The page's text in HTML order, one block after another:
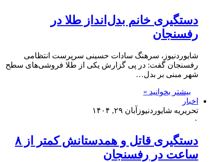
دستگیری خانم بدل‌انداز طلا در
رفسنجان
شایوردنیوز، سرهنگ سادات حسینی سرپرست انتظامی
رفسنجان گفت: در پی گزارش یکی از طلا فروشی‌های سطح
شهر مبنی بر بدل…
بیشتر بخوانید »
اخبار
تحریریه شایوردنیوز آبان ۲۹, ۱۴۰۴
۰
دستگیری قاتل و همدستانش کمتر از ۸
ساعت در رفسنجان